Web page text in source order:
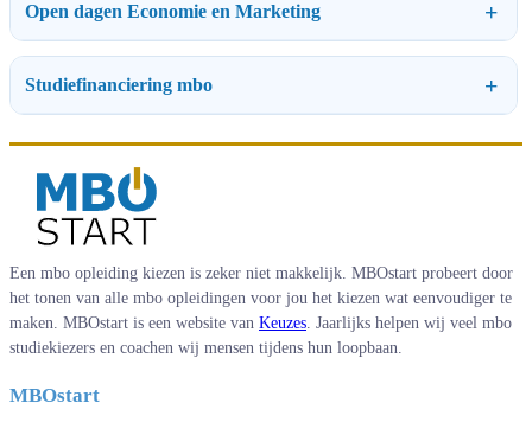
Open dagen Economie en Marketing
Studiefinanciering mbo
Een mbo opleiding kiezen is zeker niet makkelijk. MBOstart probeert door
het tonen van alle mbo opleidingen voor jou het kiezen wat eenvoudiger te
maken. MBOstart is een website van Keuzes . Jaarlijks helpen wij veel mbo
studiekiezers en coachen wij mensen tijdens hun loopbaan.
MBOstart